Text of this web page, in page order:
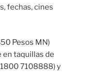
fechas, cines
Pesos MN)
en taquillas de
7108888) y